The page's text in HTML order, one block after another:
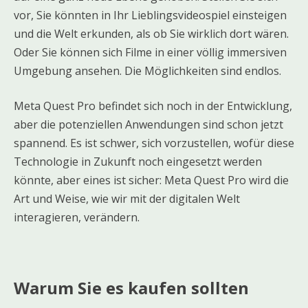
vor, Sie könnten in Ihr Lieblingsvideospiel einsteigen
und die Welt erkunden, als ob Sie wirklich dort wären.
Oder Sie können sich Filme in einer völlig immersiven
Umgebung ansehen. Die Möglichkeiten sind endlos.
Meta Quest Pro befindet sich noch in der Entwicklung,
aber die potenziellen Anwendungen sind schon jetzt
spannend. Es ist schwer, sich vorzustellen, wofür diese
Technologie in Zukunft noch eingesetzt werden
könnte, aber eines ist sicher: Meta Quest Pro wird die
Art und Weise, wie wir mit der digitalen Welt
interagieren, verändern.
Warum Sie es kaufen sollten